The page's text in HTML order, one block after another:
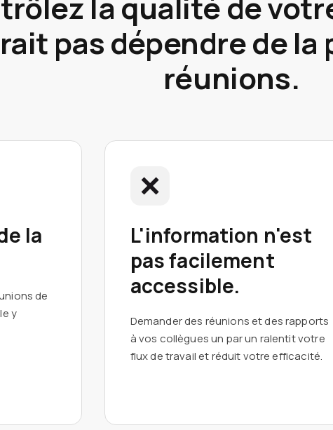
pas dépendre de
réunions.
la
de
y
L'information n'est
pas facilement
accessible.
Demander des réunions et des rapports
à vos collègues un par un ralentit votre
flux de travail et réduit votre efficacité.